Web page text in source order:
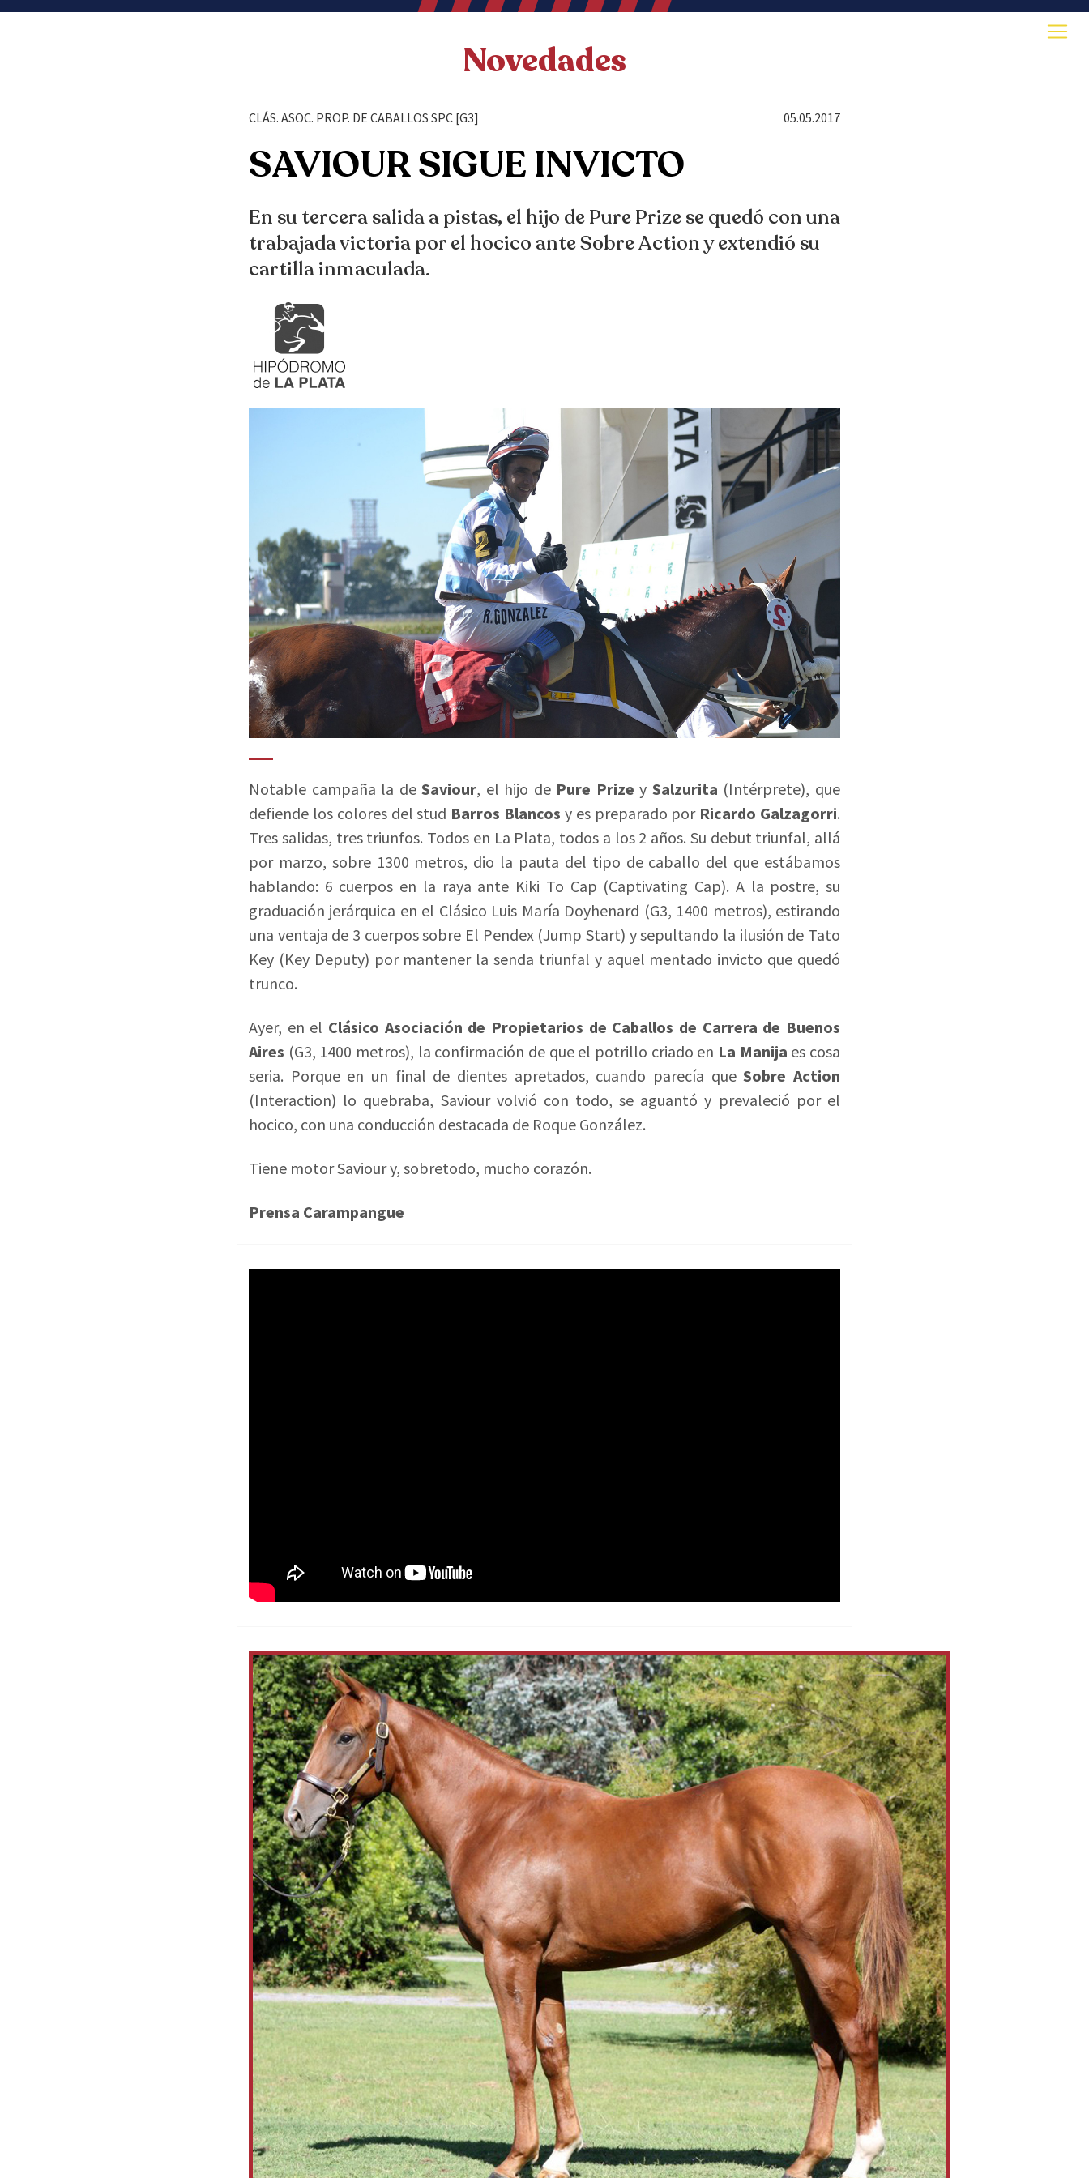
Novedades
CLÁS. ASOC. PROP. DE CABALLOS SPC [G3] 05.05.2017
SAVIOUR SIGUE INVICTO
En su tercera salida a pistas, el hijo de Pure Prize se quedó con una
trabajada victoria por el hocico ante Sobre Action y extendió su
cartilla inmaculada.
Notable campaña la deSaviour, el hijo de Pure Prize y Salzurita (Intérprete), que
defiende los colores del stud Barros Blancos y es preparado por Ricardo Galzagorri.
Tres salidas, tres triunfos. Todos en La Plata, todos a los 2 años. Su debut triunfal, allá
por marzo, sobre 1300 metros, dio la pauta del tipo de caballo del que estábamos
hablando: 6 cuerpos en la raya ante Kiki To Cap (Captivating Cap). A la postre, su
graduación jerárquica en el Clásico Luis María Doyhenard (G3, 1400 metros), estirando
una ventaja de 3 cuerpos sobre El Pendex (Jump Start) y sepultando la ilusión de Tato
Key (Key Deputy) por mantener la senda triunfal y aquel mentado invicto que quedó
trunco.
Ayer, en el Clásico Asociación de Propietarios de Caballos de Carrera de Buenos
Aires (G3, 1400 metros), la confirmación de que el potrillo criado en La Manija es cosa
seria. Porque en un final de dientes apretados, cuando parecía queSobre Action
(Interaction) lo quebraba, Saviour volvió con todo, se aguantó y prevaleció por el
hocico, con una conducción destacada de Roque González.
Tiene motor Saviour y, sobretodo, mucho corazón.
Prensa Carampangue